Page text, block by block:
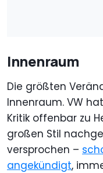
Innenraum
Die größten
Innenraum. VW
Kritik offenbar zu
großen Stil
versprochen –
angekündigt,